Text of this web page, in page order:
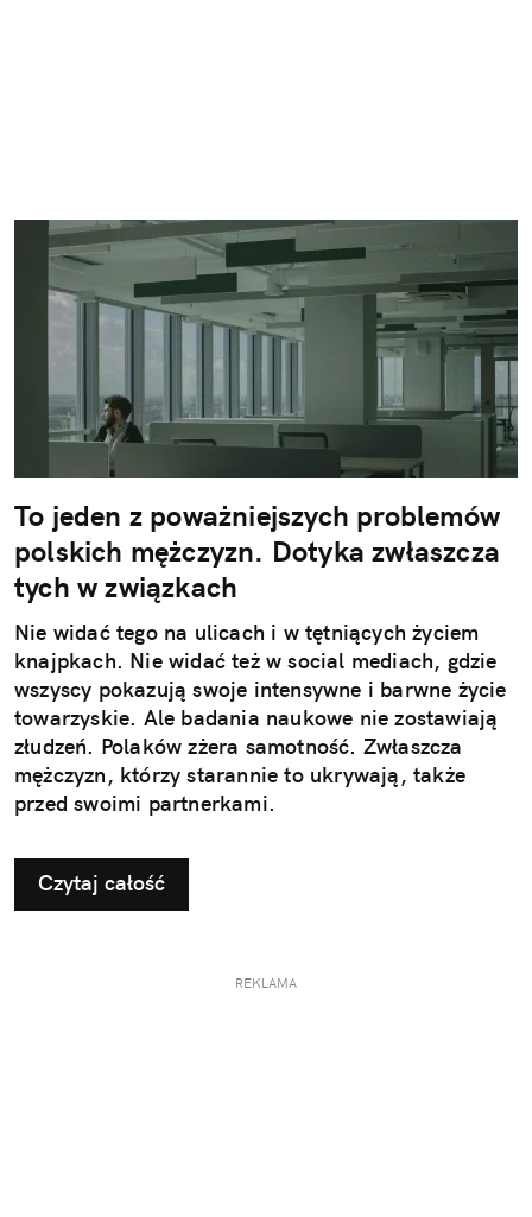
To jeden z poważniejszych problemów
polskich mężczyzn. Dotyka zwłaszcza
tych w związkach
Nie widać tego na ulicach i w tętniących życiem
knajpkach. Nie widać też w social mediach, gdzie
wszyscy pokazują swoje intensywne i barwne życie
towarzyskie. Ale badania naukowe nie zostawiają
złudzeń. Polaków zżera samotność. Zwłaszcza
mężczyzn, którzy starannie to ukrywają, także
przed swoimi partnerkami.
Czytaj całość
REKLAMA